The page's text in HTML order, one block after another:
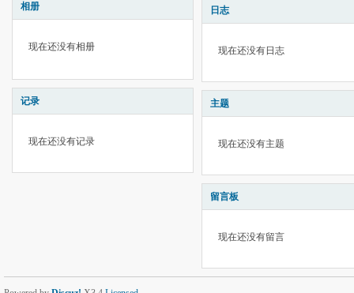
相册
现在还没有相册
记录
现在还没有记录
日志
现在还没有日志
主题
现在还没有主题
留言板
现在还没有留言